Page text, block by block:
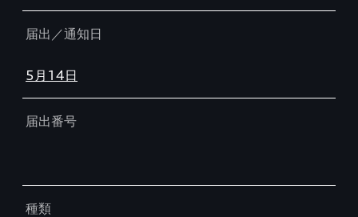
届出／通知日
5月14日
届出番号
種類